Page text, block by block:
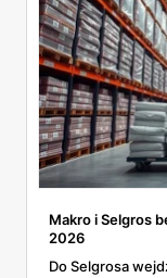
Makro i Selgros
2026
Do Selgrosa